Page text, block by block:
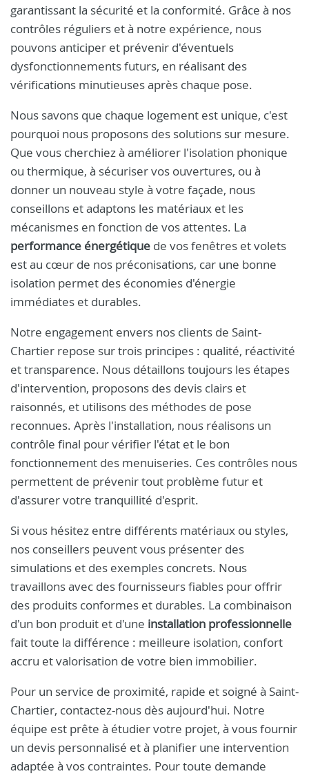
garantissant la sécurité et la conformité. Grâce à nos
contrôles réguliers et à notre expérience, nous
pouvons anticiper et prévenir d'éventuels
dysfonctionnements futurs, en réalisant des
vérifications minutieuses après chaque pose.
Nous savons que chaque logement est unique, c'est
pourquoi nous proposons des solutions sur mesure.
Que vous cherchiez à améliorer l'isolation phonique
ou thermique, à sécuriser vos ouvertures, ou à
donner un nouveau style à votre façade, nous
conseillons et adaptons les matériaux et les
mécanismes en fonction de vos attentes. La
performance énergétique de vos fenêtres et volets
est au cœur de nos préconisations, car une bonne
isolation permet des économies d'énergie
immédiates et durables.
Notre engagement envers nos clients de Saint-
Chartier repose sur trois principes : qualité, réactivité
et transparence. Nous détaillons toujours les étapes
d'intervention, proposons des devis clairs et
raisonnés, et utilisons des méthodes de pose
reconnues. Après l'installation, nous réalisons un
contrôle final pour vérifier l'état et le bon
fonctionnement des menuiseries. Ces contrôles nous
permettent de prévenir tout problème futur et
d'assurer votre tranquillité d'esprit.
Si vous hésitez entre différents matériaux ou styles,
nos conseillers peuvent vous présenter des
simulations et des exemples concrets. Nous
travaillons avec des fournisseurs fiables pour offrir
des produits conformes et durables. La combinaison
d'un bon produit et d'une installation professionnelle
fait toute la différence : meilleure isolation, confort
accru et valorisation de votre bien immobilier.
Pour un service de proximité, rapide et soigné à Saint-
Chartier, contactez-nous dès aujourd'hui. Notre
équipe est prête à étudier votre projet, à vous fournir
un devis personnalisé et à planifier une intervention
adaptée à vos contraintes. Pour toute demande